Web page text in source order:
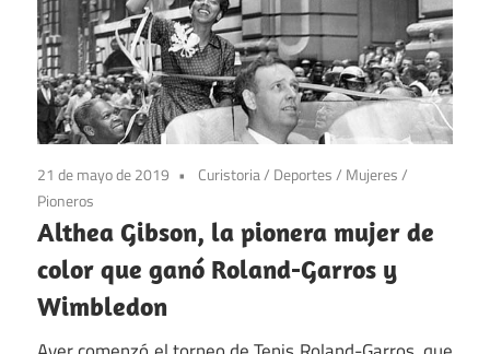
21 de mayo de 2019 Curistoria/ Deportes/ Mujeres/
Pioneros
Althea Gibson, la pionera mujer de
color que ganó Roland-Garros y
Wimbledon